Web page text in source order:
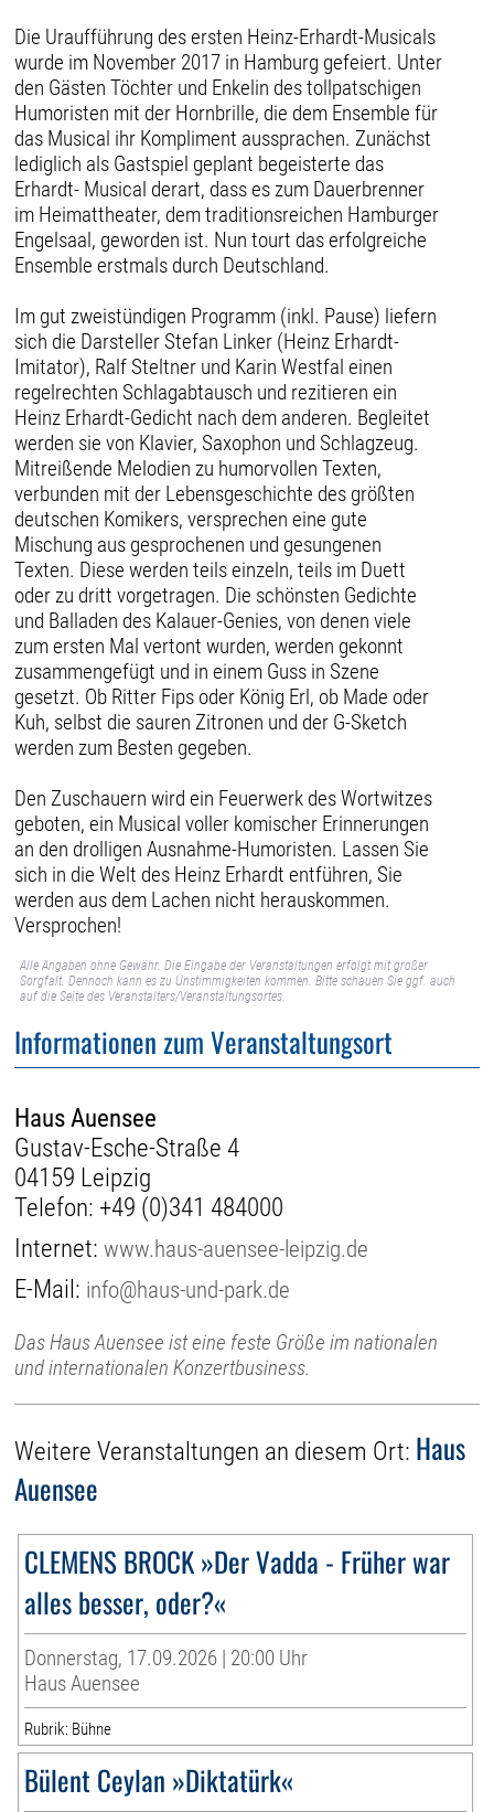
Die Uraufführung des ersten Heinz-Erhardt-Musicals
wurde im November 2017 in Hamburg gefeiert. Unter
den Gästen Töchter und Enkelin des tollpatschigen
Humoristen mit der Hornbrille, die dem Ensemble für
das Musical ihr Kompliment aussprachen. Zunächst
lediglich als Gastspiel geplant begeisterte das
Erhardt- Musical derart, dass es zum Dauerbrenner
im Heimattheater, dem traditionsreichen Hamburger
Engelsaal, geworden ist. Nun tourt das erfolgreiche
Ensemble erstmals durch Deutschland.
Im gut zweistündigen Programm (inkl. Pause) liefern
sich die Darsteller Stefan Linker (Heinz Erhardt-
Imitator), Ralf Steltner und Karin Westfal einen
regelrechten Schlagabtausch und rezitieren ein
Heinz Erhardt-Gedicht nach dem anderen. Begleitet
werden sie von Klavier, Saxophon und Schlagzeug.
Mitreißende Melodien zu humorvollen Texten,
verbunden mit der Lebensgeschichte des größten
deutschen Komikers, versprechen eine gute
Mischung aus gesprochenen und gesungenen
Texten. Diese werden teils einzeln, teils im Duett
oder zu dritt vorgetragen. Die schönsten Gedichte
und Balladen des Kalauer-Genies, von denen viele
zum ersten Mal vertont wurden, werden gekonnt
zusammengefügt und in einem Guss in Szene
gesetzt. Ob Ritter Fips oder König Erl, ob Made oder
Kuh, selbst die sauren Zitronen und der G-Sketch
werden zum Besten gegeben.
Den Zuschauern wird ein Feuerwerk des Wortwitzes
geboten, ein Musical voller komischer Erinnerungen
an den drolligen Ausnahme-Humoristen. Lassen Sie
sich in die Welt des Heinz Erhardt entführen, Sie
werden aus dem Lachen nicht herauskommen.
Versprochen!
Alle Angaben ohne Gewähr. Die Eingabe der Veranstaltungen erfolgt mit großer
Sorgfalt. Dennoch kann es zu Unstimmigkeiten kommen. Bitte schauen Sie ggf. auch
auf die Seite des Veranstalters/Veranstaltungsortes.
Informationen zum Veranstaltungsort
Haus Auensee
Gustav-Esche-Straße 4
04159 Leipzig
Telefon: +49 (0)341 484000
Internet:www.haus-auensee-leipzig.de
E-Mail: info@haus-und-park.de
Das Haus Auensee ist eine feste Größe im nationalen
und internationalen Konzertbusiness.
Weitere Veranstaltungen an diesem Ort: Haus
Auensee
CLEMENS BROCK »Der Vadda - Früher war
alles besser, oder?«
Donnerstag, 17.09.2026 | 20:00 Uhr
Haus Auensee
Rubrik: Bühne
Bülent Ceylan »Diktatürk«